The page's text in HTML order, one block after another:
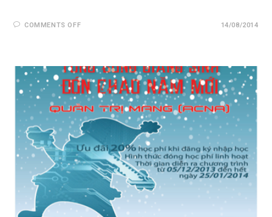
COMMENTS OFF 14/08/2014